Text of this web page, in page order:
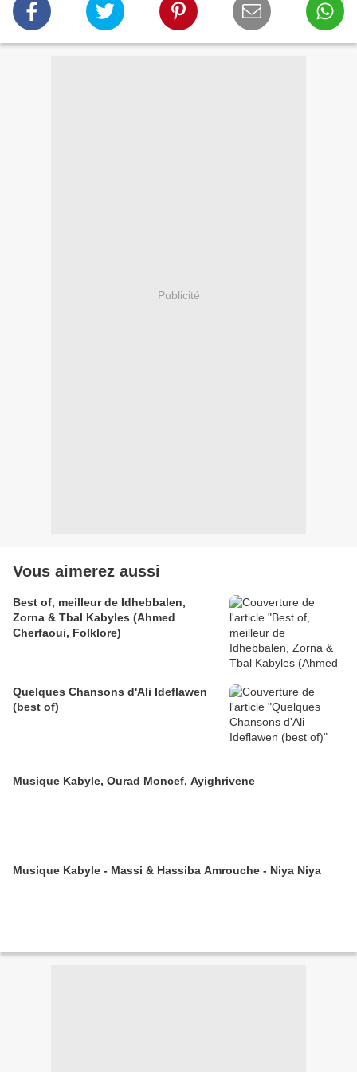
Publicité
Vous aimerez aussi
Best of, meilleur de Idhebbalen,
Zorna & Tbal Kabyles (Ahmed
Cherfaoui, Folklore)
Quelques Chansons d'Ali Ideflawen
(best of)
Musique Kabyle, Ourad Moncef, Ayighrivene
Musique Kabyle - Massi & Hassiba Amrouche - Niya Niya